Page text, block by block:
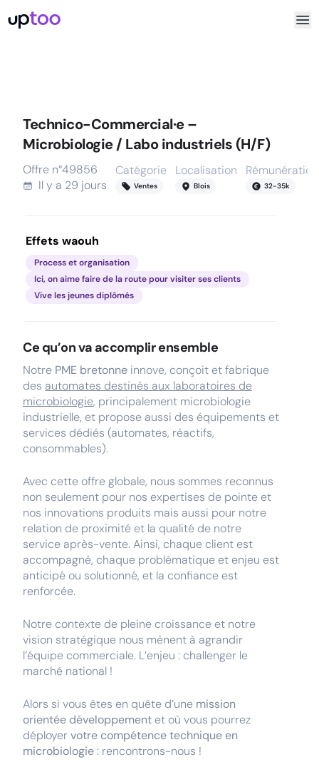
Technico-Commercial·e –
Microbiologie / Labo industriels (H/F)
Offre n°49856
Il y a 29 jours
Catégorie
Ventes
Localisation
Blois
Rémunération
32-35k
Effets waouh
Process et organisation
Ici, on aime faire de la route pour visiter ses clients
Vive les jeunes diplômés
Ce qu’on va accomplir ensemble
Notre PME bretonne innove, conçoit et fabrique
des automates destinés aux laboratoires de
microbiologie, principalement microbiologie
industrielle, et propose aussi des équipements et
services dédiés (automates, réactifs,
consommables).
Avec cette offre globale, nous sommes reconnus
non seulement pour nos expertises de pointe et
nos innovations produits mais aussi pour notre
relation de proximité et la qualité de notre
service après-vente. Ainsi, chaque client est
accompagné, chaque problématique et enjeu est
anticipé ou solutionné, et la confiance est
renforcée.
Notre contexte de pleine croissance et notre
vision stratégique nous mènent à agrandir
l’équipe commerciale. L’enjeu : challenger le
marché national !
Alors si vous êtes en quête d’une mission
orientée développement et où vous pourrez
déployervotre compétence technique en
microbiologie: rencontrons-nous !